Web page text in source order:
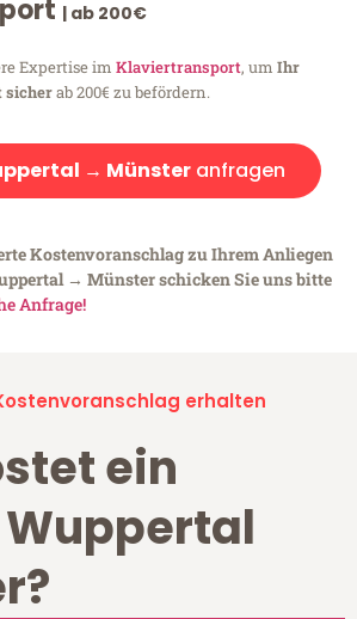
| ab 200€
Expertise im Klaviertransport, um Ihr
sicherab 200€ zu befördern.
→ Münster anfragen
Kostenvoranschlag zu Ihrem Anliegen
→ Münster schicken Sie uns bitte
Anfrage!
erhalten
ein